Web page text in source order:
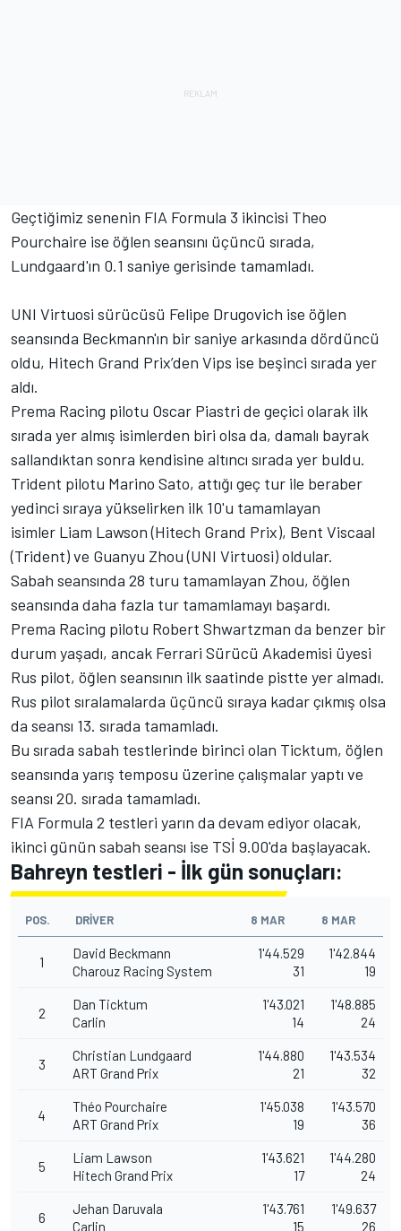
Geçtiğimiz senenin FIA Formula 3 ikincisi Theo
Pourchaire ise öğlen seansını üçüncü sırada,
Lundgaard'ın 0.1 saniye gerisinde tamamladı.
UNI Virtuosi sürücüsü Felipe Drugovich ise öğlen
seansında Beckmann'ın bir saniye arkasında dördüncü
oldu, Hitech Grand Prix’den Vips ise beşinci sırada yer
aldı.
Prema Racing pilotu Oscar Piastri de geçici olarak ilk
sırada yer almış isimlerden biri olsa da, damalı bayrak
sallandıktan sonra kendisine altıncı sırada yer buldu.
Trident pilotu Marino Sato, attığı geç tur ile beraber
yedinci sıraya yükselirken ilk 10'u tamamlayan
isimler Liam Lawson (Hitech Grand Prix), Bent Viscaal
(Trident) ve Guanyu Zhou (UNI Virtuosi) oldular.
Sabah seansında 28 turu tamamlayan Zhou, öğlen
seansında daha fazla tur tamamlamayı başardı.
Prema Racing pilotu Robert Shwartzman da benzer bir
durum yaşadı, ancak Ferrari Sürücü Akademisi üyesi
Rus pilot, öğlen seansının ilk saatinde pistte yer almadı.
Rus pilot sıralamalarda üçüncü sıraya kadar çıkmış olsa
da seansı 13. sırada tamamladı.
Bu sırada sabah testlerinde birinci olan Ticktum, öğlen
seansında yarış temposu üzerine çalışmalar yaptı ve
seansı 20. sırada tamamladı.
FIA Formula 2 testleri yarın da devam ediyor olacak,
ikinci günün sabah seansı ise TSİ 9.00'da başlayacak.
Bahreyn testleri - İlk gün sonuçları:
POS. DRIVER 8 MAR 8 MAR
1
David Beckmann
Charouz Racing System
1'44.529
31
1'42.844
19
2
Dan Ticktum
Carlin
1'43.021
14
1'48.885
24
3
Christian Lundgaard
ART Grand Prix
1'44.880
21
1'43.534
32
4
Théo Pourchaire
ART Grand Prix
1'45.038
19
1'43.570
36
5
Liam Lawson
Hitech Grand Prix
1'43.621
17
1'44.280
24
6
Jehan Daruvala
Carlin
1'43.761
15
1'49.637
26